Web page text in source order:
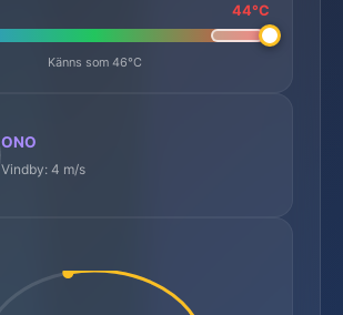
44°C
Känns som 46°C
ONO
Vindby: 4 m/s